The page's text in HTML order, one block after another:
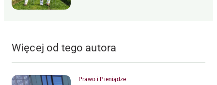
Więcej od tego autora
Prawo i Pieniądze